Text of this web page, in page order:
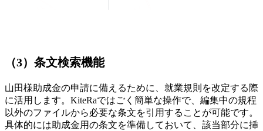
（3）条文検索機能
山田様助成金の申請に備えるために、就業規則を改定する際
に活用します。KiteRaではごく簡単な操作で、編集中の規程
以外のファイルから必要な条文を引用することが可能です。
具体的には助成金用の条文を準備しておいて、該当部分に挿